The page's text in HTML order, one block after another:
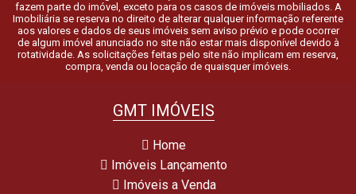
fazem parte do imóvel, exceto para os casos de imóveis mobiliados. A
Imobiliária se reserva no direito de alterar qualquer informação referente
aos valores e dados de seus imóveis sem aviso prévio e pode ocorrer
de algum imóvel anunciado no site não estar mais disponível devido à
rotatividade. As solicitações feitas pelo site não implicam em reserva,
compra, venda ou locação de quaisquer imóveis.
GMT IMÓVEIS
Home
Imóveis Lançamento
Imóveis a Venda